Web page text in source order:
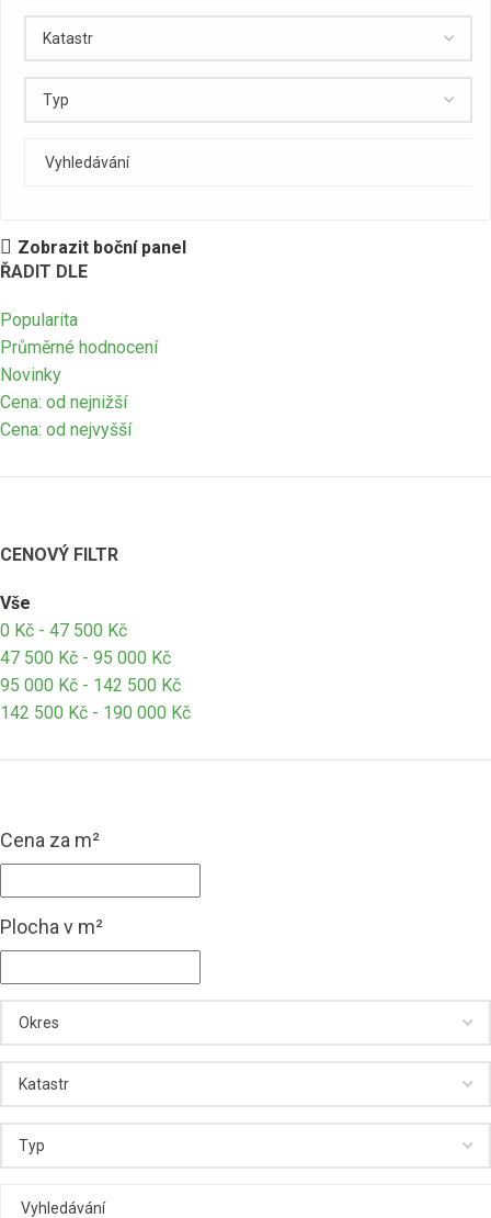
Zobrazit boční panel
ŘADIT DLE
Popularita
Průměrné hodnocení
Novinky
Cena: od nejnižší
Cena: od nejvyšší
CENOVÝ FILTR
Vše
0 Kč - 47 500 Kč
47 500 Kč - 95 000 Kč
95 000 Kč - 142 500 Kč
142 500 Kč - 190 000 Kč
Cena za m²
Plocha v m²